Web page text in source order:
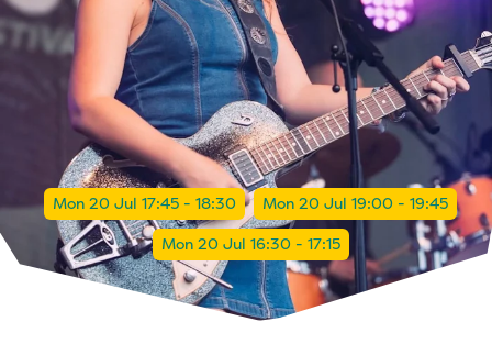
Mon 20 Jul 17:45 - 18:30 Mon 20 Jul 19:00 - 19:45
Mon 20 Jul 16:30 - 17:15